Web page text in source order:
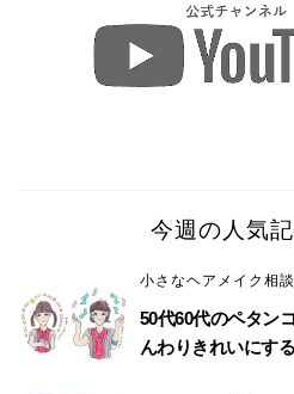
今週の人気
小さなヘアメイク相
50代60代のペタン
んわりきれいにす